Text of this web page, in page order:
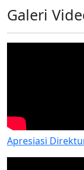
Galeri
Apresiasi